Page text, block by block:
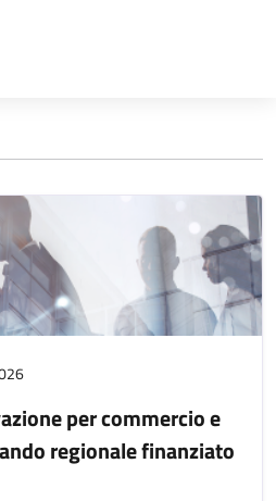
per commercio e
regionale finanziato